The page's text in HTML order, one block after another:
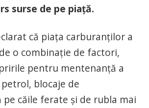
surse de pe piață.
că piața carburanților a
o combinație de factori,
pentru mentenanță a
blocaje de
căile ferate și de rubla mai